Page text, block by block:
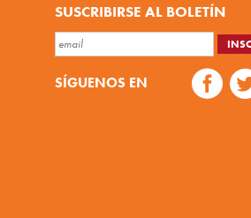
SUSCRIBIRSE AL BOLETÍN
SÍGUENOS EN